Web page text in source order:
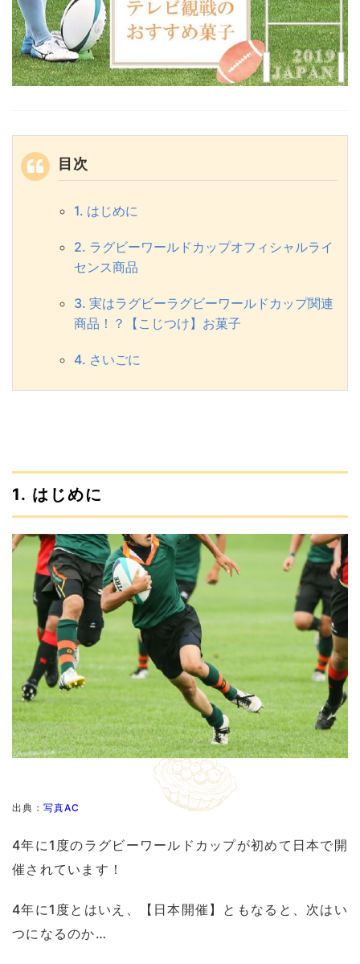
目次
1. はじめに
2. ラグビーワールドカップオフィシャルライ
センス商品
3. 実はラグビーラグビーワールドカップ関連
商品！？【こじつけ】お菓子
4. さいごに
1. はじめに
出典： 写真AC
4年に1度のラグビーワールドカップが初めて日本で開
催されています！
4年に1度とはいえ、【日本開催】ともなると、次はい
つになるのか…